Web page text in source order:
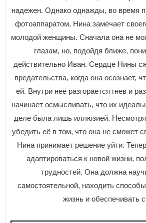
надежен. Однако однажды, во время
фотоаппаратом, Нина замечает
молодой женщины. Сначала она не
глазам, но, подойдя ближе,
действительно Иван. Сердце Нины
предательства, когда она осознает,
ей. Внутри неё разгорается гнев и
начинает осмысливать, что их
деле была лишь иллюзией.
убедить её в том, что она не сможет
Нина принимает решение уйти.
адаптироваться к новой жизни,
трудностей. Она должна
самостоятельной, находить
жизнь и обеспечивать